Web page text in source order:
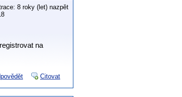
8 roky (let) nazpět
na
Citovat